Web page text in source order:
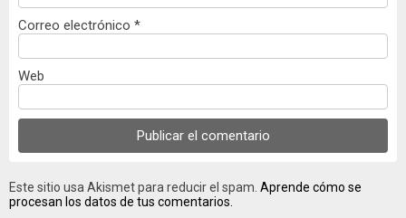
Correo electrónico *
Web
Este sitio usa Akismet para reducir el spam. Aprende cómo se
procesan los datos de tus comentarios.